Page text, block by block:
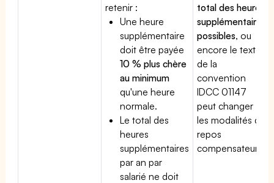
retenir :
Une heure
supplémentaire
doit être payée
10 % plus chère
au minimum
qu'une heure
normale.
Le total des
heures
supplémentaires
par an par
salarié ne doit
total des heures
supplémentaires
possibles, ou
encore le texte
de la
convention
IDCC 01147
peut changer
les modalités du
repos
compensateur.